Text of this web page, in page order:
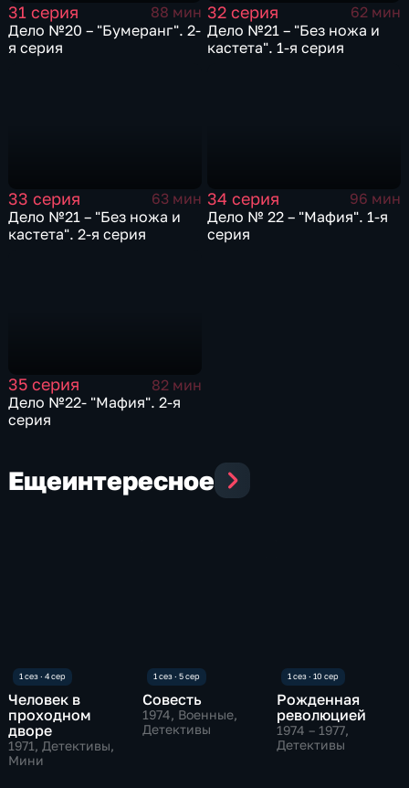
31 серия
88 мин
Дело №20 – "Бумеранг". 2-
я серия
32 серия
62 мин
Дело №21 – "Без ножа и
кастета". 1-я серия
33 серия
63 мин
Дело №21 – "Без ножа и
кастета". 2-я серия
34 серия
96 мин
Дело № 22 – "Мафия". 1-я
серия
35 серия
82 мин
Дело №22- "Мафия". 2-я
серия
Ещеинтересное
Человек в
проходном
дворе
1971, Детективы,
Мини
Совесть
1974, Военные,
Детективы
Рожденная
революцией
1974 – 1977,
Детективы